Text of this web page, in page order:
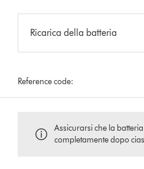
Ricarica della batteria
Reference code:
Assicurarsi che la
completamente dopo